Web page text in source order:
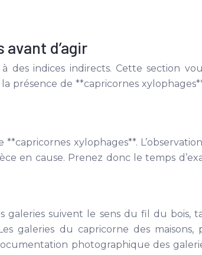
d’agir
indices indirects. Cette section
de **capricornes
xylophages**.
en cause. Prenez donc le temps
galeries suivent le sens du fil du bois,
galeries du capricorne des
photographique des